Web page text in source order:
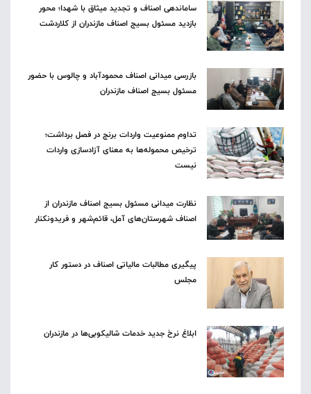
ساماندهی اصناف و تجدید میثاق با شهدا؛ محور
بازدید مسئول بسیج اصناف مازندران از کلاردشت
بازرسی میدانی اصناف محمودآباد و چالوس با حضور
مسئول بسیج اصناف مازندران
تداوم ممنوعیت واردات برنج در فصل برداشت؛
ترخیص محموله‌ها به معنای آزادسازی واردات
نیست
نظارت میدانی مسئول بسیج اصناف مازندران از
اصناف شهرستان‌های آمل، قائم‌شهر و فریدونکنار
پیگیری مطالبات مالیاتی اصناف در دستور کار
مجلس
ابلاغ نرخ جدید خدمات شالیکوبی‌ها در مازندران